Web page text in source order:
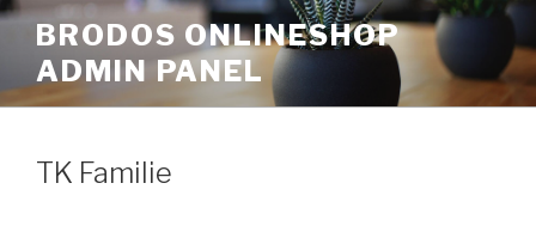
Skip
content
BRODOS ONLINESHOP
ADMIN PANEL
TK Familie